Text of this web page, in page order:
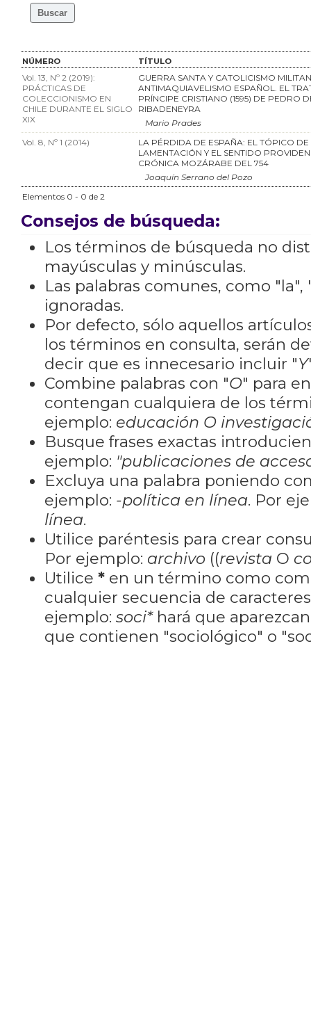
NÚMERO TÍTULO
Vol. 13, Nº 2 (2019):
PRÁCTICAS DE
COLECCIONISMO EN
CHILE DURANTE EL SIGLO
XIX
GUERRA SANTA Y CATOLICISMO
ANTIMAQUIAVELISMO ESPAÑOL. EL
PRÍNCIPE CRISTIANO (1595) DE PEDRO
RIBADENEYRA
Mario Prades
Vol. 8, Nº 1 (2014)
LA PÉRDIDA DE ESPAÑA: EL TÓPICO DE
LAMENTACIÓN Y EL SENTIDO
CRÓNICA MOZÁRABE DEL 754
Joaquín Serrano del Pozo
Elementos 0 - 0 de 2
Consejos de búsqueda:
Los términos de búsqueda no
mayúsculas y minúsculas.
Las palabras comunes, como "la",
ignoradas.
Por defecto, sólo aquellos
los términos en consulta, serán
decir que es innecesario incluir "Y
Combine palabras con "O" para
contengan cualquiera de los
ejemplo: educación O
Busque frases exactas
ejemplo: "publicaciones de
Excluya una palabra poniendo
ejemplo: -política en línea. Por
línea.
Utilice paréntesis para crear
Por ejemplo: archivo ((revista O
Utilice *en un término como
cualquier secuencia de
ejemplo: soci*hará que
que contienen "sociológico" o